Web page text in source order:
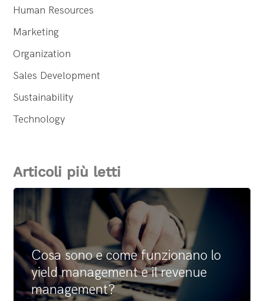
Human Resources
Marketing
Organization
Sales Development
Sustainability
Technology
Articoli più letti
Cosa sono e come funzionano lo
yield management e il revenue
management?